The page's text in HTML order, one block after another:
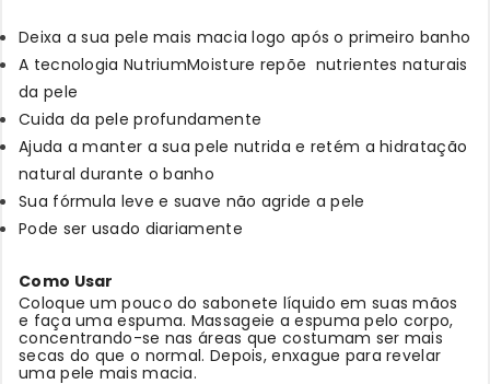
Deixa a sua pele mais macia logo após o primeiro banho
A tecnologia NutriumMoisture repõe nutrientes naturais
da pele
Cuida da pele profundamente
Ajuda a manter a sua pele nutrida e retém a hidratação
natural durante o banho
Sua fórmula leve e suave não agride a pele
Pode ser usado diariamente
Como Usar
Coloque um pouco do sabonete líquido em suas mãos
e faça uma espuma. Massageie a espuma pelo corpo,
concentrando-se nas áreas que costumam ser mais
secas do que o normal. Depois, enxague para revelar
uma pele mais macia.